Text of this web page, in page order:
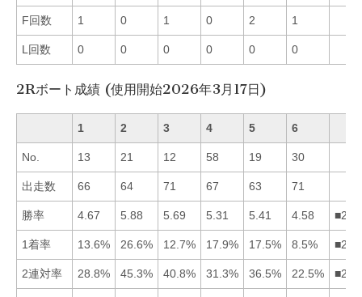
F回数 1 0 1 0 2 1
L回数 0 0 0 0 0 0
2Rボート成績 (使用開始2026年3月17日)
1 2 3 4 5 6
No. 13 21 12 58 19 30
出走数 66 64 71 67 63 71
勝率 4.67 5.88 5.69 5.31 5.41 4.58
1着率 13.6% 26.6% 12.7% 17.9% 17.5% 8.5%
2連対率 28.8% 45.3% 40.8% 31.3% 36.5% 22.5%